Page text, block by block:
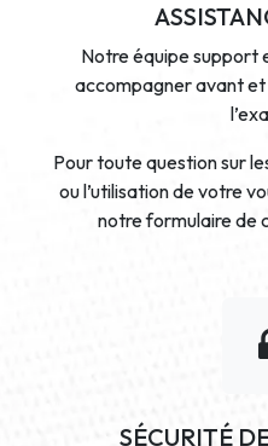
Notre équipe support
accompagner avant
Pour toute question sur
ou l’utilisation de votre
notre formulaire de
SÉCURITÉ